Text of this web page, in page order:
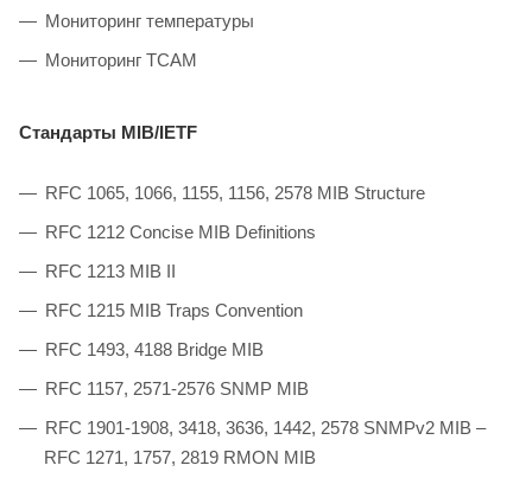
Мониторинг температуры
Мониторинг TCAM
Стандарты MIB/IETF
RFC 1065, 1066, 1155, 1156, 2578 MIB Structure
RFC 1212 Concise MIB Definitions
RFC 1213 MIB II
RFC 1215 MIB Traps Convention
RFC 1493, 4188 Bridge MIB
RFC 1157, 2571-2576 SNMP MIB
RFC 1901-1908, 3418, 3636, 1442, 2578 SNMPv2 MIB –
RFC 1271, 1757, 2819 RMON MIB